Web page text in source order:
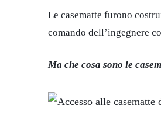
Le casematte furono
comando dell’ingegnere
Ma che cosa sono le